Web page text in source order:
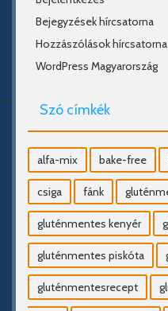
Bejegyzések hírcsatorna
Hozzászólások hírcsatorna
WordPress Magyarország
Szó címkék
alfa-mix bake-free
csiga fánk
gluténmentes kenyér
gluténmentes piskóta
gluténmentesrecept